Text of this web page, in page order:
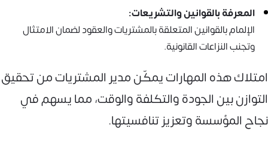
المعرفة بالقوانين والتشريعات:
الإلمام بالقوانين المتعلقة بالمشتريات والعقود لضمان الامتثال
وتجنب النزاعات القانونية.
امتلاك هذه المهارات يمكّن مدير المشتريات من تحقيق
التوازن بين الجودة والتكلفة والوقت، مما يسهم في
نجاح المؤسسة وتعزيز تنافسيتها.